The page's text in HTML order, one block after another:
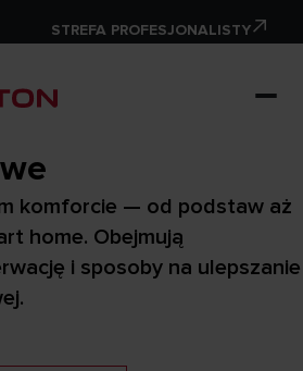
STREFA PROFESJONALISTY
komforcie — od podstaw aż
home. Obejmują
i sposoby na ulepszanie